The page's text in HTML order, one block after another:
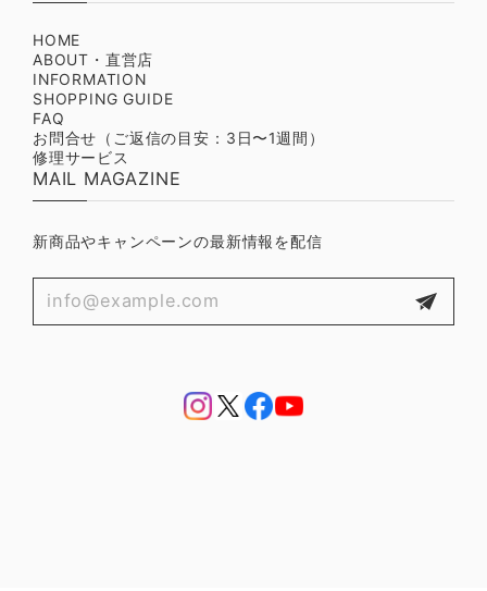
HOME
ABOUT・直営店
INFORMATION
SHOPPING GUIDE
FAQ
お問合せ（ご返信の目安：3日〜1週間）
修理サービス
MAIL MAGAZINE
新商品やキャンペーンの最新情報を配信